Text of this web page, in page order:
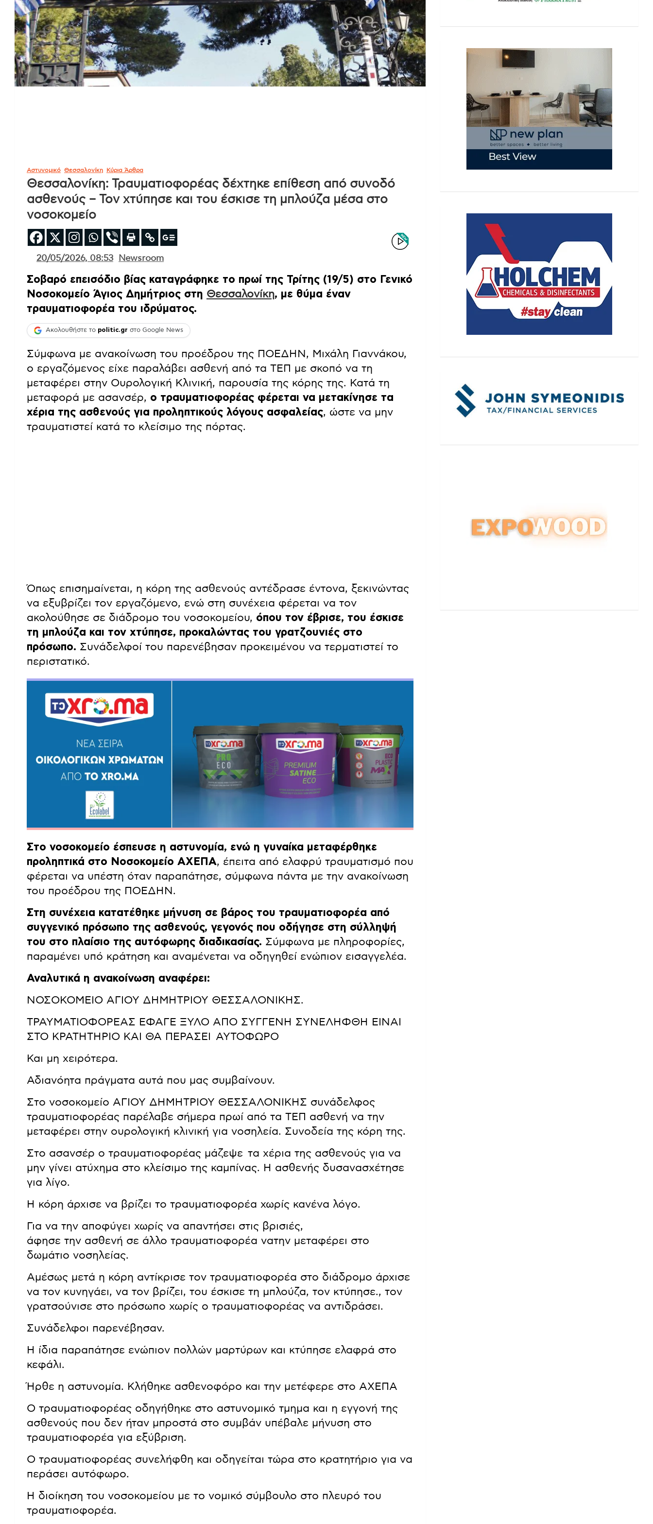
Αστυνομικό Θεσσαλονίκη Κύρια Άρθρα
Θεσσαλονίκη: Τραυματιοφορέας δέχτηκε επίθεση από συνοδό
ασθενούς – Τον χτύπησε και του έσκισε τη μπλούζα μέσα στο
νοσοκομείο
20/05/2026, 08:53 Newsroom
Σοβαρό επεισόδιο βίας καταγράφηκε το πρωί της Τρίτης (19/5) στο Γενικό
Νοσοκομείο Άγιος Δημήτριος στη Θεσσαλονίκη, με θύμα έναν
τραυματιοφορέα του ιδρύματος.
Ακολουθήστε το politic.gr στο Google News
Σύμφωνα με ανακοίνωση του προέδρου της ΠΟΕΔΗΝ, Μιχάλη Γιαννάκου,
ο εργαζόμενος είχε παραλάβει ασθενή από τα ΤΕΠ με σκοπό να τη
μεταφέρει στην Ουρολογική Κλινική, παρουσία της κόρης της. Κατά τη
μεταφορά με ασανσέρ, ο τραυματιοφορέας φέρεται να μετακίνησε τα
χέρια της ασθενούς για προληπτικούς λόγους ασφαλείας, ώστε να μην
τραυματιστεί κατά το κλείσιμο της πόρτας.
Όπως επισημαίνεται, η κόρη της ασθενούς αντέδρασε έντονα, ξεκινώντας
να εξυβρίζει τον εργαζόμενο, ενώ στη συνέχεια φέρεται να τον
ακολούθησε σε διάδρομο του νοσοκομείου, όπου τον έβρισε, του έσκισε
τη μπλούζα και τον χτύπησε, προκαλώντας του γρατζουνιές στο
πρόσωπο. Συνάδελφοί του παρενέβησαν προκειμένου να τερματιστεί το
περιστατικό.
Στο νοσοκομείο έσπευσε η αστυνομία, ενώ η γυναίκα μεταφέρθηκε
προληπτικά στο Νοσοκομείο ΑΧΕΠΑ, έπειτα από ελαφρύ τραυματισμό που
φέρεται να υπέστη όταν παραπάτησε, σύμφωνα πάντα με την ανακοίνωση
του προέδρου της ΠΟΕΔΗΝ.
Στη συνέχεια κατατέθηκε μήνυση σε βάρος του τραυματιοφορέα από
συγγενικό πρόσωπο της ασθενούς, γεγονός που οδήγησε στη σύλληψή
του στο πλαίσιο της αυτόφωρης διαδικασίας. Σύμφωνα με πληροφορίες,
παραμένει υπό κράτηση και αναμένεται να οδηγηθεί ενώπιον εισαγγελέα.
Αναλυτικά η ανακοίνωση αναφέρει:
ΝΟΣΟΚΟΜΕΙΟ ΑΓΙΟΥ ΔΗΜΗΤΡΙΟΥ ΘΕΣΣΑΛΟΝΙΚΗΣ.
ΤΡΑΥΜΑΤΙΟΦΟΡΕΑΣ ΕΦΑΓΕ ΞΥΛΟ ΑΠΟ ΣΥΓΓΕΝΗ ΣΥΝΕΛΗΦΘΗ ΕΙΝΑΙ
ΣΤΟ ΚΡΑΤΗΤΗΡΙΟ ΚΑΙ ΘΑ ΠΕΡΑΣΕΙ ΑΥΤΟΦΩΡΟ
Και μη χειρότερα.
Αδιανόητα πράγματα αυτά που μας συμβαίνουν.
Στο νοσοκομείο ΑΓΙΟΥ ΔΗΜΗΤΡΙΟΥ ΘΕΣΣΑΛΟΝΙΚΗΣ συνάδελφος
τραυματιοφορέας παρέλαβε σήμερα πρωί από τα ΤΕΠ ασθενή να την
μεταφέρει στην ουρολογική κλινική για νοσηλεία. Συνοδεία της κόρη της.
Στο ασανσέρ ο τραυματιοφορέας μάζεψε τα χέρια της ασθενούς για να
μην γίνει ατύχημα στο κλείσιμο της καμπίνας. Η ασθενής δυσανασχέτησε
για λίγο.
Η κόρη άρχισε να βρίζει το τραυματιοφορέα χωρίς κανένα λόγο.
Για να την αποφύγει χωρίς να απαντήσει στις βρισιές,
άφησε την ασθενή σε άλλο τραυματιοφορέα νατην μεταφέρει στο
δωμάτιο νοσηλείας.
Αμέσως μετά η κόρη αντίκρισε τον τραυματιοφορέα στο διάδρομο άρχισε
να τον κυνηγάει, να τον βρίζει, του έσκισε τη μπλούζα, τον κτύπησε., τον
γρατσούνισε στο πρόσωπο χωρίς ο τραυματιοφορέας να αντιδράσει.
Συνάδελφοι παρενέβησαν.
Η ίδια παραπάτησε ενώπιον πολλών μαρτύρων και κτύπησε ελαφρά στο
κεφάλι.
Ήρθε η αστυνομία. Κλήθηκε ασθενοφόρο και την μετέφερε στο ΑΧΕΠΑ
Ο τραυματιοφορέας οδηγήθηκε στο αστυνομικό τμημα και η εγγονή της
ασθενούς που δεν ήταν μπροστά στο συμβάν υπέβαλε μήνυση στο
τραυματιοφορέα για εξύβριση.
Ο τραυματιοφορέας συνελήφθη και οδηγείται τώρα στο κρατητήριο για να
περάσει αυτόφωρο.
Η διοίκηση του νοσοκομείου με το νομικό σύμβουλο στο πλευρό του
τραυματιοφορέα.